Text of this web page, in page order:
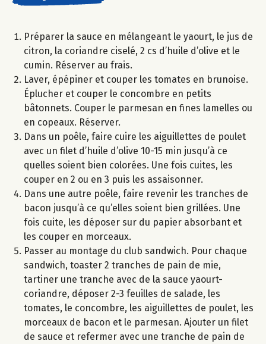
Préparer la sauce en mélangeant le yaourt, le jus de
citron, la coriandre ciselé, 2 cs d’huile d’olive et le
cumin. Réserver au frais.
Laver, épépiner et couper les tomates en brunoise.
Éplucher et couper le concombre en petits
bâtonnets. Couper le parmesan en fines lamelles ou
en copeaux. Réserver.
Dans un poêle, faire cuire les aiguillettes de poulet
avec un filet d’huile d’olive 10-15 min jusqu’à ce
quelles soient bien colorées. Une fois cuites, les
couper en 2 ou en 3 puis les assaisonner.
Dans une autre poêle, faire revenir les tranches de
bacon jusqu’à ce qu’elles soient bien grillées. Une
fois cuite, les déposer sur du papier absorbant et
les couper en morceaux.
Passer au montage du club sandwich. Pour chaque
sandwich, toaster 2 tranches de pain de mie,
tartiner une tranche avec de la sauce yaourt-
coriandre, déposer 2-3 feuilles de salade, les
tomates, le concombre, les aiguillettes de poulet, les
morceaux de bacon et le parmesan. Ajouter un filet
de sauce et refermer avec une tranche de pain de